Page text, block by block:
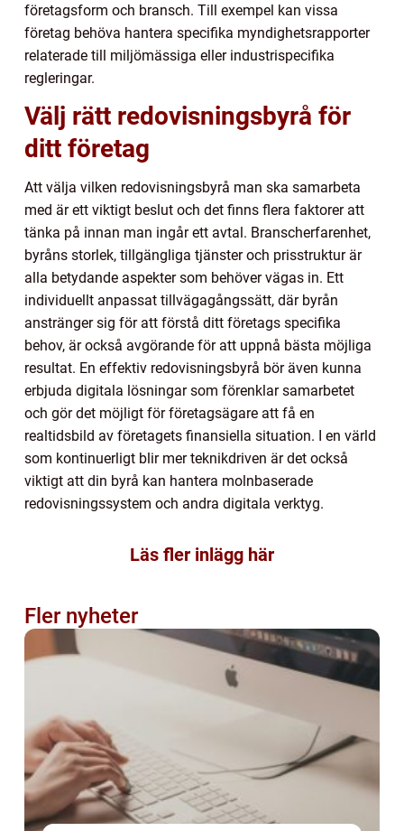
företagsform och bransch. Till exempel kan vissa
företag behöva hantera specifika myndighetsrapporter
relaterade till miljömässiga eller industrispecifika
regleringar.
Välj rätt redovisningsbyrå för
ditt företag
Att välja vilken redovisningsbyrå man ska samarbeta
med är ett viktigt beslut och det finns flera faktorer att
tänka på innan man ingår ett avtal. Branscherfarenhet,
byråns storlek, tillgängliga tjänster och prisstruktur är
alla betydande aspekter som behöver vägas in. Ett
individuellt anpassat tillvägagångssätt, där byrån
anstränger sig för att förstå ditt företags specifika
behov, är också avgörande för att uppnå bästa möjliga
resultat. En effektiv redovisningsbyrå bör även kunna
erbjuda digitala lösningar som förenklar samarbetet
och gör det möjligt för företagsägare att få en
realtidsbild av företagets finansiella situation. I en värld
som kontinuerligt blir mer teknikdriven är det också
viktigt att din byrå kan hantera molnbaserade
redovisningssystem och andra digitala verktyg.
Läs fler inlägg här
Fler nyheter